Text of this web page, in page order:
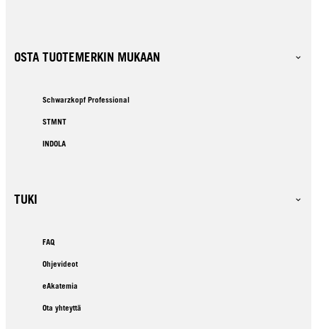
OSTA TUOTEMERKIN MUKAAN
Schwarzkopf Professional
STMNT
INDOLA
TUKI
FAQ
Ohjevideot
eAkatemia
Ota yhteyttä